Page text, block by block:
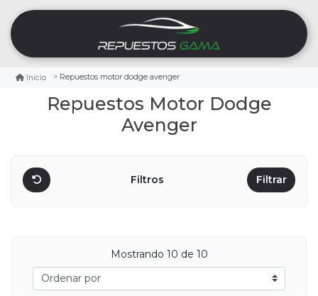
Inicio Repuestos motor dodge avenger
Repuestos Motor Dodge
Avenger
Filtros Filtrar
Mostrando 10 de 10